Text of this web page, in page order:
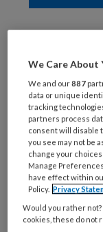
20 jaar
academische
geestelijke
opgeleid is
een
hij werkzaam
We Care About
We and our887
data or unique
tracking
partners process
consent will disable
you see may not be
change your
Manage
have effect within
Policy. Privacy
Would you rather
cookies, these do not